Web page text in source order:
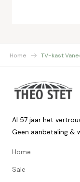
Home TV-kast
Al 57 jaar het
Geen aanbetaling &
Home
Sale